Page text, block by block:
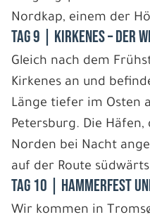
Nordkap, einem der
Tag 9 | Kirkenes – der
Gleich nach dem
Kirkenes an und
Länge tiefer im Osten
Petersburg. Die
Norden bei Nacht
auf der Route
Tag 10 | Hammerfest
Wir kommen in